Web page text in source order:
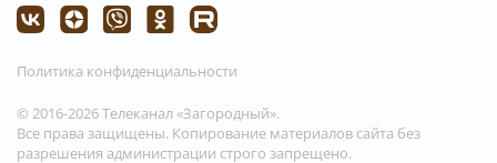
© 2016-2026 Телеканал «Загородный».
Все права защищены. Копирование материалов сайта без
разрешения администрации строго запрещено.
Политика конфиденциальности